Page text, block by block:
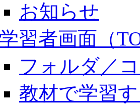
お知らせ
学習者画面（
フォルダ／
教材で学習